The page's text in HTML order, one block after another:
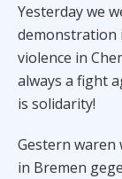
Yesterday we
demonstration
violence in
always a fight
is solidarity!
Gestern
in Bremen